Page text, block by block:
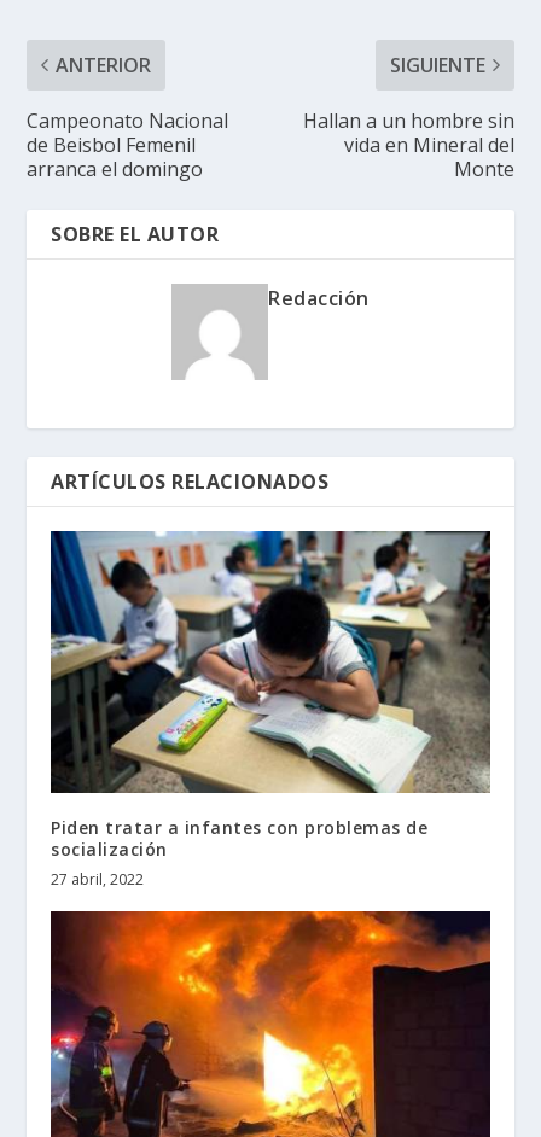
ANTERIOR
Campeonato Nacional
de Beisbol Femenil
arranca el domingo
SIGUIENTE
Hallan a un hombre sin
vida en Mineral del
Monte
SOBRE EL AUTOR
Redacción
ARTÍCULOS RELACIONADOS
Piden tratar a infantes con problemas de
socialización
27 abril, 2022